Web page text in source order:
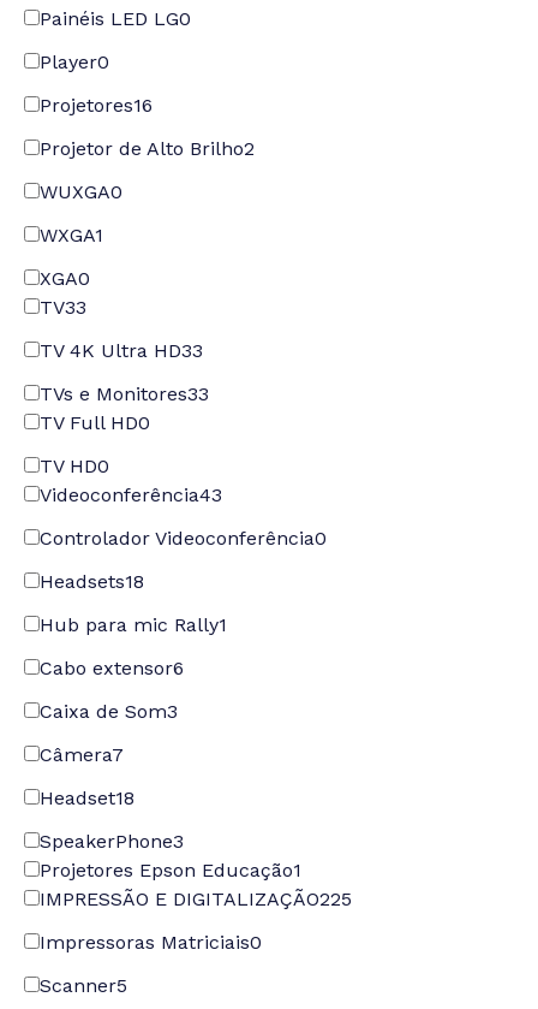
Painéis LED LG0
Player0
Projetores16
Projetor de Alto Brilho2
WUXGA0
WXGA1
XGA0
TV33
TV 4K Ultra HD33
TVs e Monitores33
TV Full HD0
TV HD0
Videoconferência43
Controlador Videoconferência0
Headsets18
Hub para mic Rally1
Cabo extensor6
Caixa de Som3
Câmera7
Headset18
SpeakerPhone3
Projetores Epson Educação1
IMPRESSÃO E DIGITALIZAÇÃO225
Impressoras Matriciais0
Scanner5